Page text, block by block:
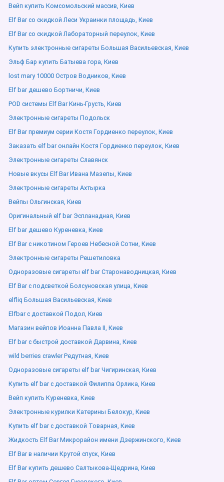
Вейп купить Комсомольский массив, Киев
Elf Bar со скидкой Леси Украинки площадь, Киев
Elf Bar со скидкой Лабораторный переулок, Киев
Купить электронные сигареты Большая Васильевская, Киев
Эльф Бар купить Батыева гора, Киев
lost mary 10000 Остров Водников, Киев
Elf bar дешево Бортничи, Киев
POD системы Elf Bar Кинь-Грусть, Киев
Электронные сигареты Подольск
Elf Bar премиум серии Костя Гордиенко переулок, Киев
Заказать elf bar онлайн Костя Гордиенко переулок, Киев
Электронные сигареты Славянск
Новые вкусы Elf Bar Ивана Мазепы, Киев
Электронные сигареты Ахтырка
Вейпы Ольгинская, Киев
Оригинальный elf bar Эспланадная, Киев
Elf bar дешево Куреневка, Киев
Elf Bar с никотином Героев Небесной Сотни, Киев
Электронные сигареты Решетиловка
Одноразовые сигареты elf bar Старонаводницкая, Киев
Elf Bar с подсветкой Болсуновская улица, Киев
elfliq Большая Васильевская, Киев
Elfbar с доставкой Подол, Киев
Магазин вейпов Иоанна Павла ІІ, Киев
Elf bar с быстрой доставкой Дарвина, Киев
wild berries crawler Редутная, Киев
Одноразовые сигареты elf bar Чигиринская, Киев
Купить elf bar с доставкой Филиппа Орлика, Киев
Вейп купить Куреневка, Киев
Электронные курилки Катерины Белокур, Киев
Купить elf bar с доставкой Товарная, Киев
Жидкость Elf Bar Микрорайон имени Дзержинского, Киев
Elf Bar в наличии Крутой спуск, Киев
Elf Bar купить дешево Салтыкова-Щедрина, Киев